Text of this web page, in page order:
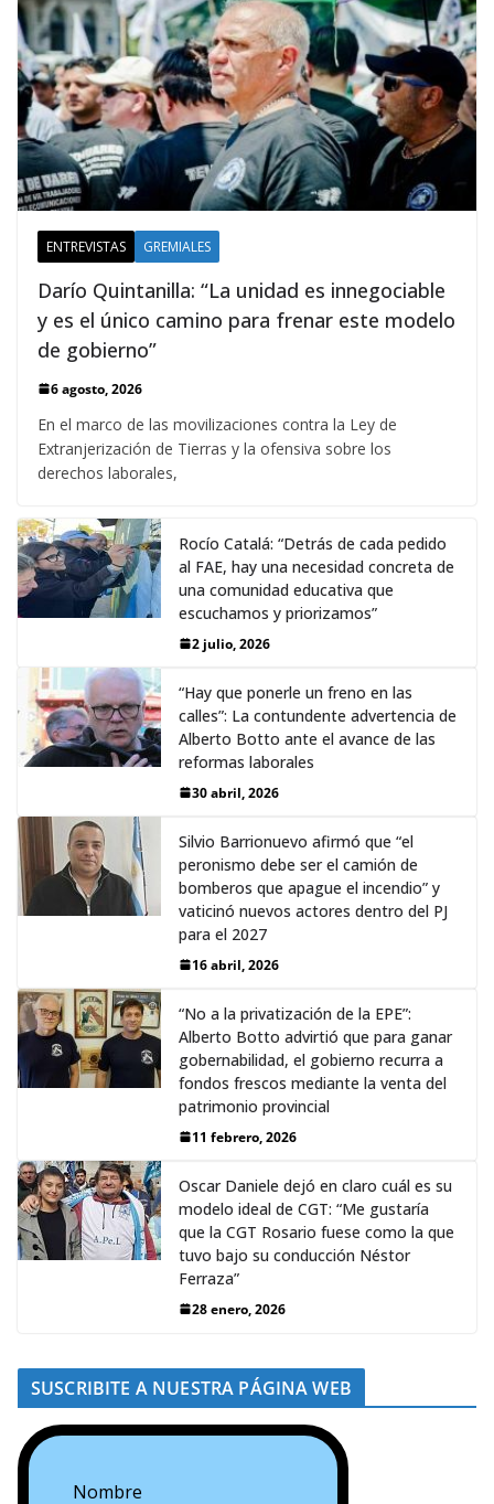
ENTREVISTAS GREMIALES
Darío Quintanilla: “La unidad es innegociable
y es el único camino para frenar este modelo
de gobierno”
6 agosto, 2026
En el marco de las movilizaciones contra la Ley de
Extranjerización de Tierras y la ofensiva sobre los
derechos laborales,
Rocío Catalá: “Detrás de cada pedido
al FAE, hay una necesidad concreta de
una comunidad educativa que
escuchamos y priorizamos”
2 julio, 2026
“Hay que ponerle un freno en las
calles”: La contundente advertencia de
Alberto Botto ante el avance de las
reformas laborales
30 abril, 2026
Silvio Barrionuevo afirmó que “el
peronismo debe ser el camión de
bomberos que apague el incendio” y
vaticinó nuevos actores dentro del PJ
para el 2027
16 abril, 2026
“No a la privatización de la EPE”:
Alberto Botto advirtió que para ganar
gobernabilidad, el gobierno recurra a
fondos frescos mediante la venta del
patrimonio provincial
11 febrero, 2026
Oscar Daniele dejó en claro cuál es su
modelo ideal de CGT: “Me gustaría
que la CGT Rosario fuese como la que
tuvo bajo su conducción Néstor
Ferraza”
28 enero, 2026
SUSCRIBITE A NUESTRA PÁGINA WEB
Nombre